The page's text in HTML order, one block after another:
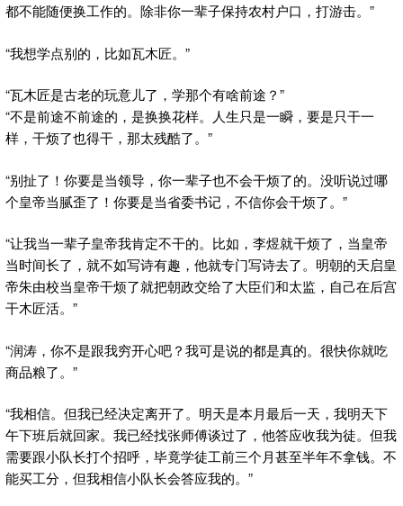
都不能随便换工作的。除非你一辈子保持农村户口，打游击。”
“我想学点别的，比如瓦木匠。”
“瓦木匠是古老的玩意儿了，学那个有啥前途？”
“不是前途不前途的，是换换花样。人生只是一瞬，要是只干一
样，干烦了也得干，那太残酷了。”
“别扯了！你要是当领导，你一辈子也不会干烦了的。没听说过哪
个皇帝当腻歪了！你要是当省委书记，不信你会干烦了。”
“让我当一辈子皇帝我肯定不干的。比如，李煜就干烦了，当皇帝
当时间长了，就不如写诗有趣，他就专门写诗去了。明朝的天启皇
帝朱由校当皇帝干烦了就把朝政交给了大臣们和太监，自己在后宫
干木匠活。”
“润涛，你不是跟我穷开心吧？我可是说的都是真的。很快你就吃
商品粮了。”
“我相信。但我已经决定离开了。明天是本月最后一天，我明天下
午下班后就回家。我已经找张师傅谈过了，他答应收我为徒。但我
需要跟小队长打个招呼，毕竟学徒工前三个月甚至半年不拿钱。不
能买工分，但我相信小队长会答应我的。”